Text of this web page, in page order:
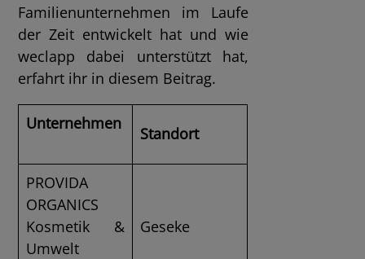
Familienunternehmen im Laufe
der Zeit entwickelt hat und wie
weclapp dabei unterstützt hat,
erfahrt ihr in diesem Beitrag.
Unternehmen
Standort
PROVIDA
ORGANICS
Kosmetik &
Umwelt
Geseke